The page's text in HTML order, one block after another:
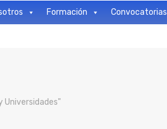
Formación Convocatorias
Universidades"